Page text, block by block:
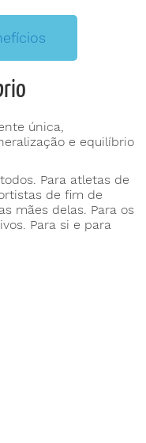
única,
e equilíbrio
Para atletas de
de fim de
mães delas. Para os
Para si e para